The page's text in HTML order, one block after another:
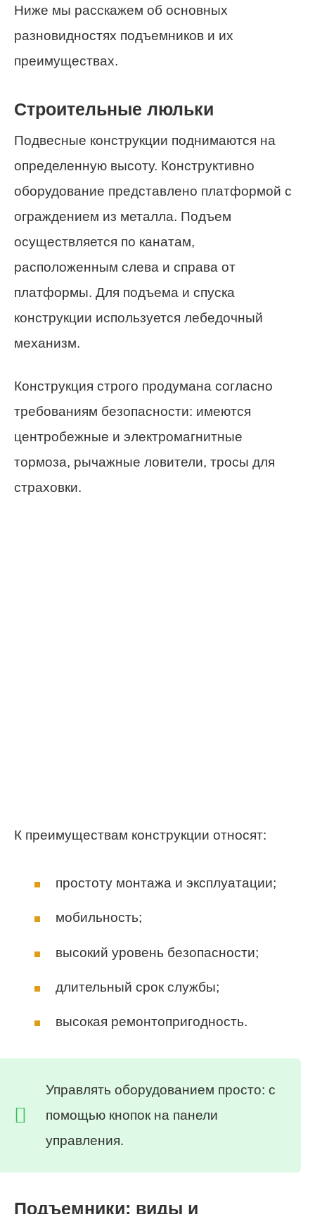
Ниже мы расскажем об основных
разновидностях подъемников и их
преимуществах.
Строительные люльки
Подвесные конструкции поднимаются на
определенную высоту. Конструктивно
оборудование представлено платформой с
ограждением из металла. Подъем
осуществляется по канатам,
расположенным слева и справа от
платформы. Для подъема и спуска
конструкции используется лебедочный
механизм.
Конструкция строго продумана согласно
требованиям безопасности: имеются
центробежные и электромагнитные
тормоза, рычажные ловители, тросы для
страховки.
К преимуществам конструкции относят:
простоту монтажа и эксплуатации;
мобильность;
высокий уровень безопасности;
длительный срок службы;
высокая ремонтопригодность.
Управлять оборудованием просто: с
помощью кнопок на панели
управления.
Подъемники: виды и